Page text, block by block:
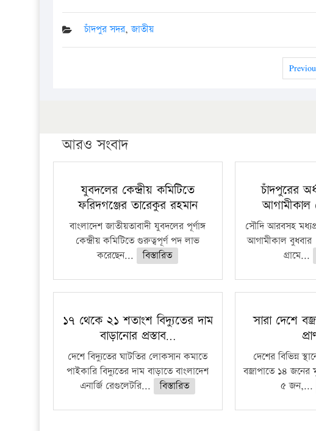
চাঁদপুর সদর,জাতীয়
আরও সংবাদ
যুবদলের কেন্দ্রীয় কমিটিতে
ফরিদগঞ্জের তারেকুর রহমান
বাংলাদেশ জাতীয়তাবাদী যুবদলের পূর্ণাঙ্গ
কেন্দ্রীয় কমিটিতে গুরুত্বপূর্ণ পদ লাভ
করেছেন...
বিস্তারিত
চাঁদপুরের
আগামীকাল
সৌদি আরবসহ
আগামীকাল বুধবার
গ্রামে...
১৭ থেকে ২১ শতাংশ বিদ্যুতের দাম
বাড়ানোর প্রস্তাব…
দেশে বিদ্যুতের ঘাটতির লোকসান কমাতে
পাইকারি বিদ্যুতের দাম বাড়াতে বাংলাদেশ
এনার্জি রেগুলেটরি...
বিস্তারিত
সারা দেশে
দেশের বিভিন্ন
বজ্রাপাতে ১৪ জনের
৫ জন,...